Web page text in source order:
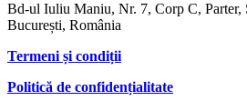
Bd-ul Iuliu Maniu, Nr. 7, Corp C, Parter,
București, România
Termeni și condiții
Politică de confidențialitate